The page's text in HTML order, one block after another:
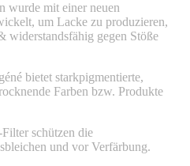
wurde mit einer neuen
um Lacke zu produzieren,
widerstandsfähig gegen Stöße
bietet starkpigmentierte,
Farben bzw. Produkte
schützen die
und vor Verfärbung.